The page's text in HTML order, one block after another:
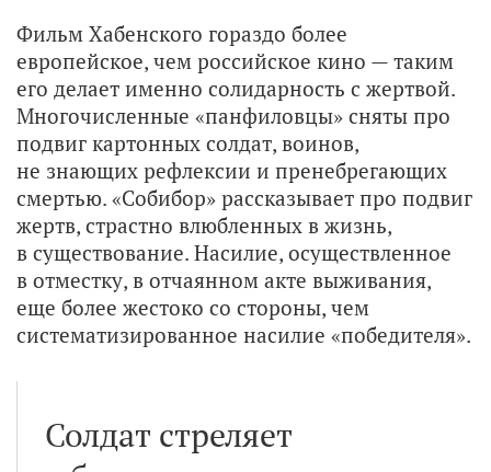
Фильм Хабенского гораздо более
европейское, чем российское кино — таким
его делает именно солидарность с жертвой.
Многочисленные «панфиловцы» сняты про
подвиг картонных солдат, воинов,
не знающих рефлексии и пренебрегающих
смертью. «Собибор» рассказывает про подвиг
жертв, страстно влюбленных в жизнь,
в существование. Насилие, осуществленное
в отместку, в отчаянном акте выживания,
еще более жестоко со стороны, чем
систематизированное насилие «победителя».
Солдат стреляет